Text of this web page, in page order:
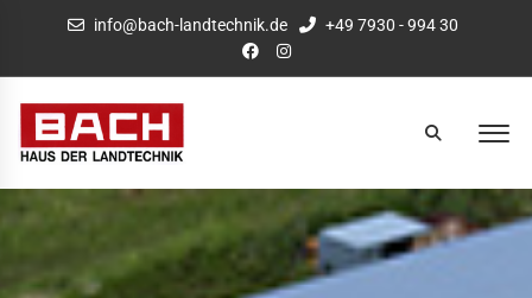
info@bach-landtechnik.de +49 7930 - 994 30